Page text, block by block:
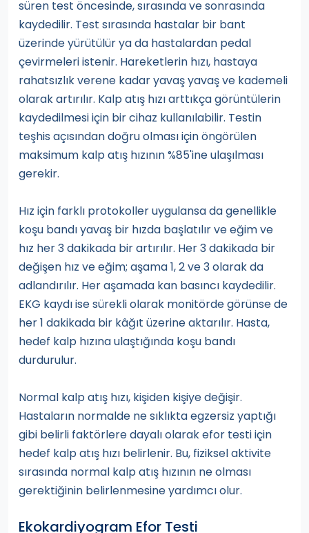
süren test öncesinde, sırasında ve sonrasında
kaydedilir. Test sırasında hastalar bir bant
üzerinde yürütülür ya da hastalardan pedal
çevirmeleri istenir. Hareketlerin hızı, hastaya
rahatsızlık verene kadar yavaş yavaş ve kademeli
olarak artırılır. Kalp atış hızı arttıkça görüntülerin
kaydedilmesi için bir cihaz kullanılabilir. Testin
teşhis açısından doğru olması için öngörülen
maksimum kalp atış hızının %85'ine ulaşılması
gerekir.
Hız için farklı protokoller uygulansa da genellikle
koşu bandı yavaş bir hızda başlatılır ve eğim ve
hız her 3 dakikada bir artırılır. Her 3 dakikada bir
değişen hız ve eğim; aşama 1, 2 ve 3 olarak da
adlandırılır. Her aşamada kan basıncı kaydedilir.
EKG kaydı ise sürekli olarak monitörde görünse de
her 1 dakikada bir kâğıt üzerine aktarılır. Hasta,
hedef kalp hızına ulaştığında koşu bandı
durdurulur.
Normal kalp atış hızı, kişiden kişiye değişir.
Hastaların normalde ne sıklıkta egzersiz yaptığı
gibi belirli faktörlere dayalı olarak efor testi için
hedef kalp atış hızı belirlenir. Bu, fiziksel aktivite
sırasında normal kalp atış hızının ne olması
gerektiğinin belirlenmesine yardımcı olur.
Ekokardiyogram Efor Testi